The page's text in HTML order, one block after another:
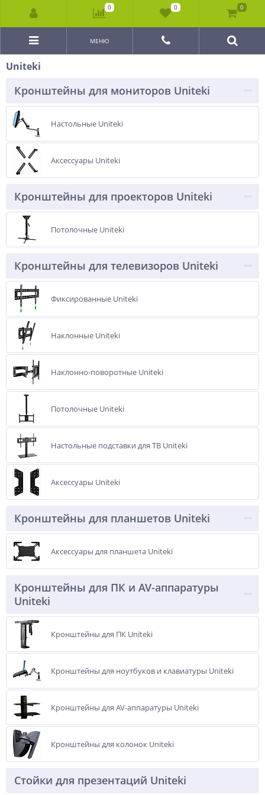
МЕНЮ
Uniteki
Кронштейны для мониторов Uniteki
Настольные Uniteki
Аксессуары Uniteki
Кронштейны для проекторов Uniteki
Потолочные Uniteki
Кронштейны для телевизоров Uniteki
Фиксированные Uniteki
Наклонные Uniteki
Наклонно-поворотные Uniteki
Потолочные Uniteki
Настольные подставки для ТВ Uniteki
Аксессуары Uniteki
Кронштейны для планшетов Uniteki
Аксессуары для планшета Uniteki
Кронштейны для ПК и AV-аппаратуры
Uniteki
Кронштейны для ПК Uniteki
Кронштейны для ноутбуков и клавиатуры Uniteki
Кронштейны для AV-аппаратуры Uniteki
Кронштейны для колонок Uniteki
Стойки для презентаций Uniteki
0 0 0